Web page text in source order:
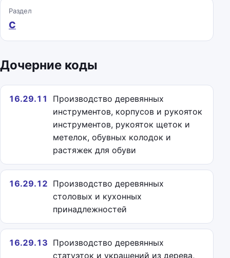
Раздел
C
Дочерние коды
16.29.11
Производство деревянных
инструментов, корпусов и рукояток
инструментов, рукояток щеток и
метелок, обувных колодок и
растяжек для обуви
16.29.12 Производство деревянных
столовых и кухонных
принадлежностей
16.29.13 Производство деревянных
статуэток и украшений из дерева,